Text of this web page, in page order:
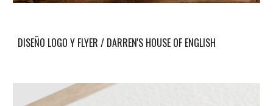
DISEÑO LOGO Y FLYER / DARREN'S HOUSE OF ENGLISH